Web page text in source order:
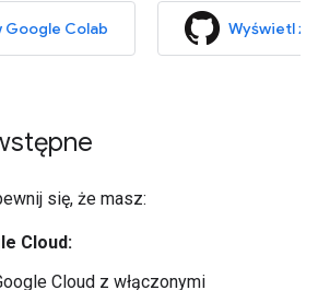
Google Colab Wyświetl
się, że masz:
Cloud:
Cloud z włączonymi